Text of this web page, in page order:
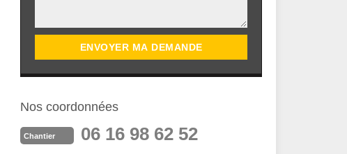
Nos coordonnées
Chantier 06 16 98 62 52